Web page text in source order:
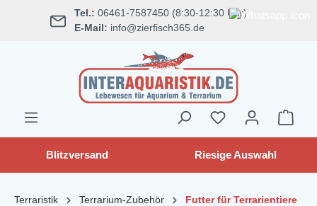
springen Tel.: 06461-7587450 (8:30-12:30 Uhr)
E-Mail: info@zierfisch365.de
Blitzversand Riesige Auswahl
Terraristik Terrarium-Zubehör Futter für Terrarientiere